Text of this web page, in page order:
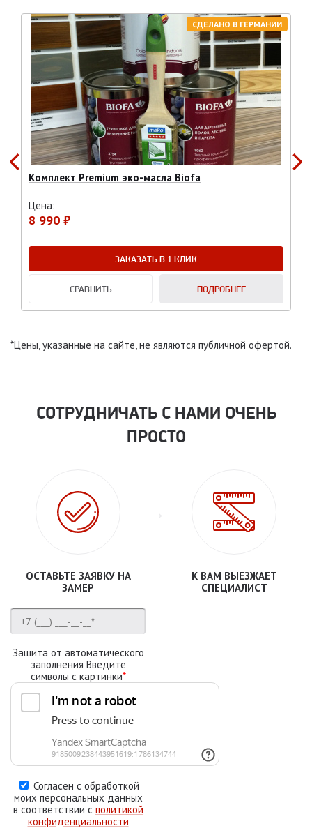
СДЕЛАНО В ГЕРМАНИИ
Комплект Premium эко-масла Biofa
Цена:
8 990 ₽
ЗАКАЗАТЬ В 1 КЛИК
СРАВНИТЬ ПОДРОБНЕЕ
*Цены, указанные на сайте, не являются публичной офертой.
СОТРУДНИЧАТЬ С НАМИ ОЧЕНЬ
ПРОСТО
ОСТАВЬТЕ ЗАЯВКУ НА
ЗАМЕР
Защита от автоматического
заполнения Введите
символы с картинки*
Согласен с обработкой
моих персональных данных
в соответствии с политикой
конфиденциальности
К ВАМ ВЫЕЗЖАЕТ
СПЕЦИАЛИСТ